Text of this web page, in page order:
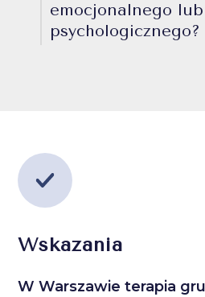
emocjonalnego lub
psychologicznego?
Wskazania
W Warszawie terapia